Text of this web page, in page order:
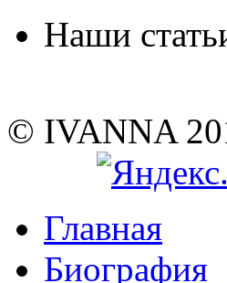
Наши
© IVANNA
Главная
Биография